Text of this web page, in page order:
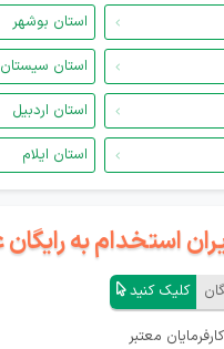
استان بوشهر
استان
استان اردبیل
استان ایلام
استخدام به
کلیک کنید
معتبر